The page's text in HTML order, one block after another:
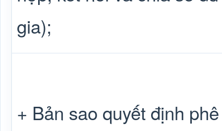
gia);
+ Bản sao quyết định